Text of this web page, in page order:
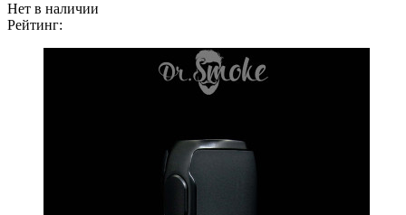
Нет в наличии
Рейтинг: